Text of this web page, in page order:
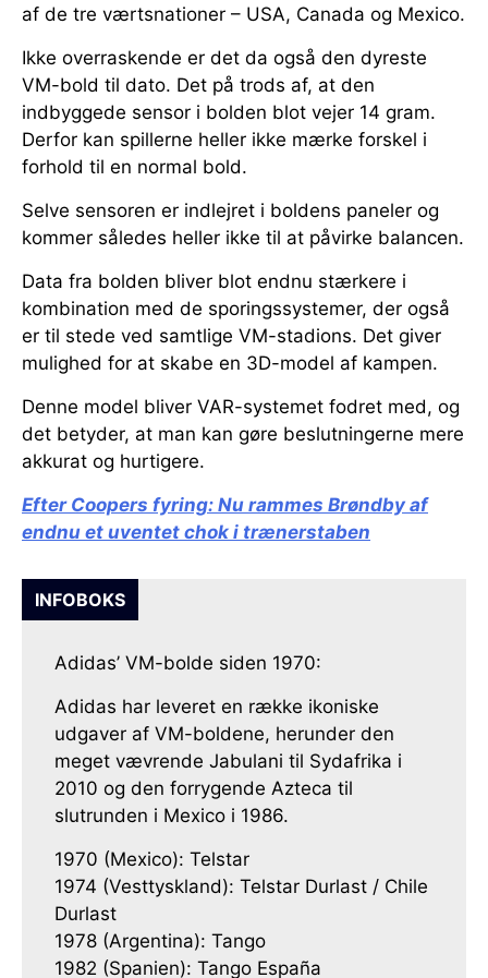
af de tre værtsnationer – USA, Canada og Mexico.
Ikke overraskende er det da også den dyreste
VM-bold til dato. Det på trods af, at den
indbyggede sensor i bolden blot vejer 14 gram.
Derfor kan spillerne heller ikke mærke forskel i
forhold til en normal bold.
Selve sensoren er indlejret i boldens paneler og
kommer således heller ikke til at påvirke balancen.
Data fra bolden bliver blot endnu stærkere i
kombination med de sporingssystemer, der også
er til stede ved samtlige VM-stadions. Det giver
mulighed for at skabe en 3D-model af kampen.
Denne model bliver VAR-systemet fodret med, og
det betyder, at man kan gøre beslutningerne mere
akkurat og hurtigere.
Efter Coopers fyring: Nu rammes Brøndby af
endnu et uventet chok i trænerstaben
INFOBOKS
Adidas’ VM-bolde siden 1970:
Adidas har leveret en række ikoniske
udgaver af VM-boldene, herunder den
meget vævrende Jabulani til Sydafrika i
2010 og den forrygende Azteca til
slutrunden i Mexico i 1986.
1970 (Mexico): Telstar
1974 (Vesttyskland): Telstar Durlast / Chile
Durlast
1978 (Argentina): Tango
1982 (Spanien): Tango España